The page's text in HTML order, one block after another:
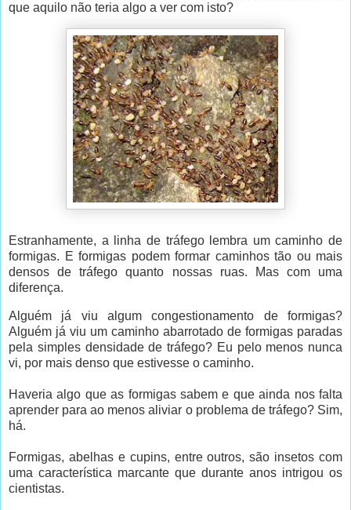
que aquilo não teria algo a ver com isto?
Estranhamente, a linha de tráfego lembra um caminho de
formigas. E formigas podem formar caminhos tão ou mais
densos de tráfego quanto nossas ruas. Mas com uma
diferença.
Alguém já viu algum congestionamento de formigas?
Alguém já viu um caminho abarrotado de formigas paradas
pela simples densidade de tráfego? Eu pelo menos nunca
vi, por mais denso que estivesse o caminho.
Haveria algo que as formigas sabem e que ainda nos falta
aprender para ao menos aliviar o problema de tráfego? Sim,
há.
Formigas, abelhas e cupins, entre outros, são insetos com
uma característica marcante que durante anos intrigou os
cientistas.